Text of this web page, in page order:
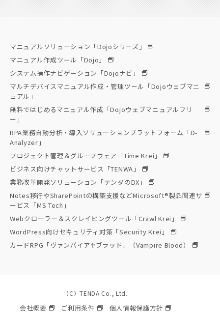
マニュアルソリューション「Dojoシリーズ」
マニュアル作成ツール「Dojo」
システム操作ナビゲーション「Dojoナビ」
マルチデバイスマニュアル作成・管理ツール「Dojoウェブマニ
ュアル」
無料ではじめるマニュアル作成「Dojoウェブマニュアルフリ
ー」
RPA業務自動分析・導入ソリューションプラットフォーム「D-
Analyzer」
プロジェクト管理＆グループウェア「Time Krei」
ビジネス向けチャットサービス「TENWA」
業務改革開発ソリューション「テンダのDX」
Notes移行やSharePointの構築支援などMicrosoft®製品関連サ
ービス「MS Tech」
Webクローラー＆スクレイピングツール「Crawl Krei」
WordPress向けセキュリティ対策「Security Krei」
カードRPG「ヴァンパイア♰ブラッド」（Vampire Blood）
（C）TENDA Co., Ltd.
会社概要 ご利用条件 個人情報保護方針